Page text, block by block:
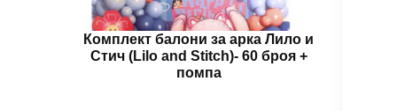
Комплект балони за арка Лило и
Стич (Lilo and Stitch)- 60 броя +
помпа